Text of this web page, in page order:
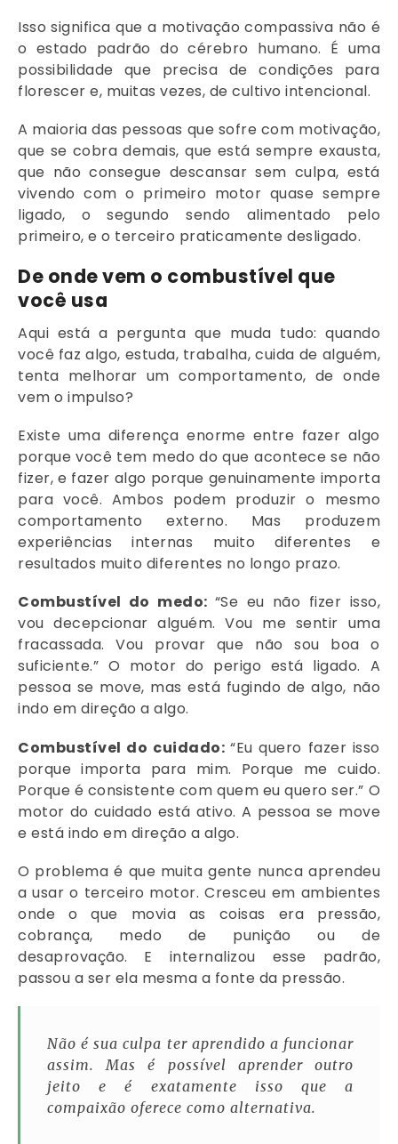
Isso significa que a motivação compassiva não é
o estado padrão do cérebro humano. É uma
possibilidade que precisa de condições para
florescer e, muitas vezes, de cultivo intencional.
A maioria das pessoas que sofre com motivação,
que se cobra demais, que está sempre exausta,
que não consegue descansar sem culpa, está
vivendo com o primeiro motor quase sempre
ligado, o segundo sendo alimentado pelo
primeiro, e o terceiro praticamente desligado.
De onde vem o combustível que
você usa
Aqui está a pergunta que muda tudo: quando
você faz algo, estuda, trabalha, cuida de alguém,
tenta melhorar um comportamento, de onde
vem o impulso?
Existe uma diferença enorme entre fazer algo
porque você tem medo do que acontece se não
fizer, e fazer algo porque genuinamente importa
para você. Ambos podem produzir o mesmo
comportamento externo. Mas produzem
experiências internas muito diferentes e
resultados muito diferentes no longo prazo.
Combustível do medo: “Se eu não fizer isso,
vou decepcionar alguém. Vou me sentir uma
fracassada. Vou provar que não sou boa o
suficiente.” O motor do perigo está ligado. A
pessoa se move, mas está fugindo de algo, não
indo em direção a algo.
Combustível do cuidado: “Eu quero fazer isso
porque importa para mim. Porque me cuido.
Porque é consistente com quem eu quero ser.” O
motor do cuidado está ativo. A pessoa se move
e está indo em direção a algo.
O problema é que muita gente nunca aprendeu
a usar o terceiro motor. Cresceu em ambientes
onde o que movia as coisas era pressão,
cobrança, medo de punição ou de
desaprovação. E internalizou esse padrão,
passou a ser ela mesma a fonte da pressão.
Não é sua culpa ter aprendido a funcionar
assim. Mas é possível aprender outro
jeito e é exatamente isso que a
compaixão oferece como alternativa.